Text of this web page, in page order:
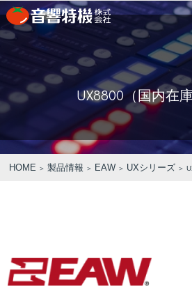
PRODUCTS
製品情報
⾳響
CONCEPT
⾳響特機の特長
PICK UP
COMPANY
企業情報
UX8800（国内在庫
HOME ＞製品情報 ＞ EAW ＞ UXシリーズ ＞